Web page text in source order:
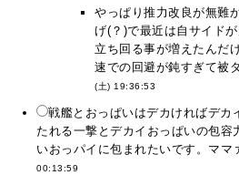
やっぱり推力改良が無
げ(？)で最近は自サイド
立ち回る事が増えたんだ
速での回避が鈍すぎて被
(土) 19:36:53
戦艦とおっぱいはデカければデカ
たれる一撃とデカイおっぱいの包
いおっパイに包まれたいです。ママ
00:13:59